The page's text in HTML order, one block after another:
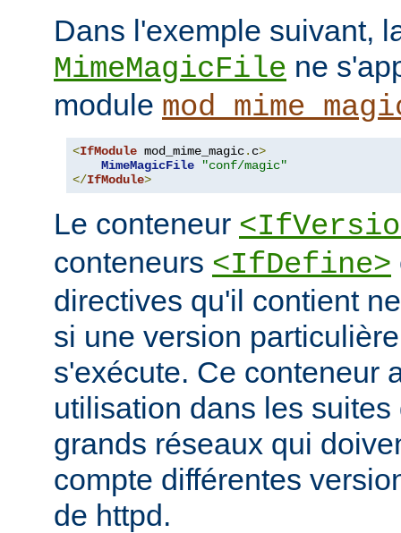
Dans l'exemple suivant,
MimeMagicFile ne
module
<IfModule mod_mime_magic. c>
MimeMagicFile
"conf/magic"
</IfModule>
Le conteneur
conteneurs <IfDefine>
directives qu'il contient
si une version
s'exécute. Ce conteneur
utilisation dans les
grands réseaux qui
compte différentes
de httpd.